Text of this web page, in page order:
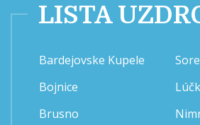
LISTA
Bardejovske Kupele
Bojnice
Brusno